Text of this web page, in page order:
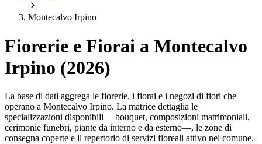
Montecalvo Irpino
Fiorerie e Fiorai a Montecalvo
Irpino (2026)
La base di dati aggrega le fiorerie, i fiorai e i negozi di fiori che
operano a Montecalvo Irpino. La matrice dettaglia le
specializzazioni disponibili —bouquet, composizioni matrimoniali,
cerimonie funebri, piante da interno e da esterno—, le zone di
consegna coperte e il repertorio di servizi floreali attivo nel comune.